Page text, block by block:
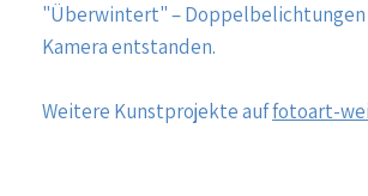
"Überwintert" –
Kamera entstanden.
Weitere Kunstprojekte auffotoart-